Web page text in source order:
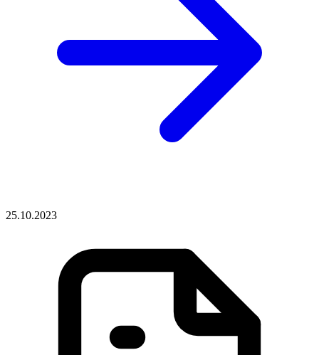
25.10.2023